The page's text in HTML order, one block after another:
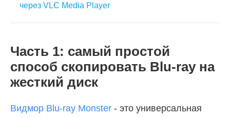
через VLC Media Player
Часть 1: самый простой
способ скопировать Blu-ray на
жесткий диск
Видмор Blu-ray Monster - это универсальная